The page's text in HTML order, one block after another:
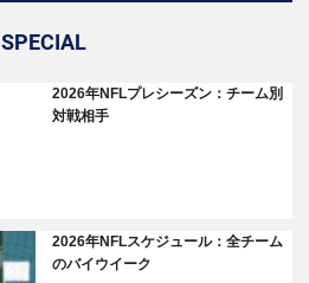
SPECIAL
2026年NFLプレシーズン：チーム別
対戦相手
2026年NFLスケジュール：全チーム
のバイウイーク